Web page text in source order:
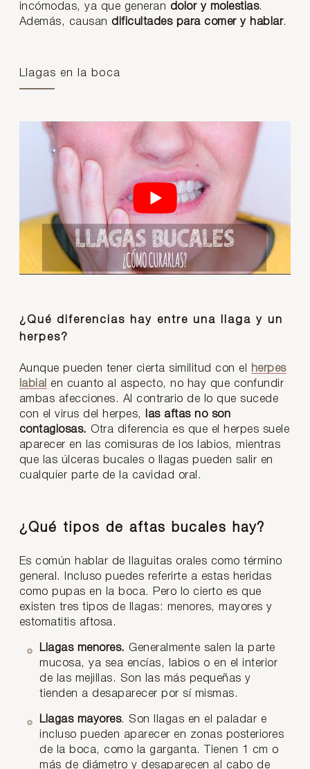
incómodas, ya que generan dolor y molestias.
Además, causan dificultades para comer y hablar.
Llagas en la boca
¿Qué diferencias hay entre una llaga y un
herpes?
Aunque pueden tener cierta similitud con el
herpes
labial en cuanto al aspecto, no hay que confundir
ambas afecciones. Al contrario de lo que sucede
con el virus del herpes,
las aftas no son
contagiosas. Otra diferencia es que el herpes suele
aparecer en las comisuras de los labios, mientras
que las úlceras bucales o llagas pueden salir en
cualquier parte de la cavidad oral.
¿Qué tipos de aftas bucales hay?
Es común hablar de llaguitas orales como término
general. Incluso puedes referirte a estas heridas
como pupas en la boca. Pero lo cierto es que
existen tres tipos de llagas: menores, mayores y
estomatitis aftosa.
Llagas menores. Generalmente salen la parte
mucosa, ya sea encías, labios o en el interior
de las mejillas. Son las más pequeñas y
tienden a desaparecer por sí mismas.
Llagas mayores. Son llagas en el paladar e
incluso pueden aparecer en zonas posteriores
de la boca, como la garganta. Tienen 1 cm o
más de diámetro y desaparecen al cabo de